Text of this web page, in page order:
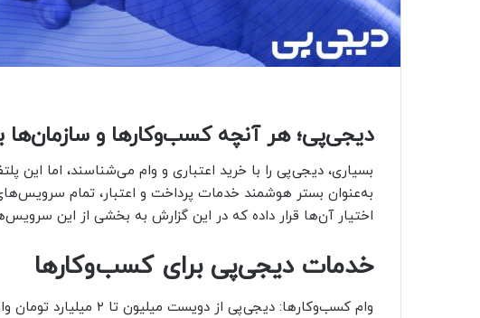
دیجی‌پی؛ هر آنچه کسب‌و‌کارها و سازمان‌ها
بسیاری، دیجی‌پی را با خرید اعتباری و وام می‌شناسند، اما این
به‌عنوان بستر هوشمند خدمات پرداخت و اعتبار، تمام
اختیار آن‌ها قرار داده که در این گزارش به بخشی از این
خدمات دیجی‌پی برای کسب‌و‌کارها